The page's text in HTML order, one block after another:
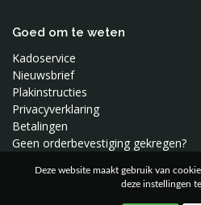
Deze website maakt gebruik van
deze instellingen
Wee Gallery
Woood
Goed om te weten
Kadoservice
Nieuwsbrief
Plakinstructies
Privacyverklaring
Betalingen
Geen orderbevestiging gekregen?